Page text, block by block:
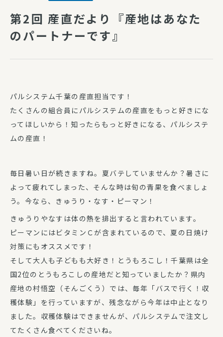
第2回 産直だより『産地はあなた
のパートナーです』
パルシステム千葉の産直担当です！
たくさんの組合員にパルシステムの産直をもっと好きにな
ってほしいから！知ったらもっと好きになる、パルシステ
ムの産直！
毎日暑い日が続きますね。夏バテしていませんか？暑さに
よって疲れてしまった、そんな時は旬の青果を食べましょ
う。今なら、きゅうり・なす・ピーマン！
きゅうりやなすは体の熱を排出すると言われています。
ピーマンにはビタミンＣが含まれているので、夏の日焼け
対策にもオススメです！
そして大人も子どもも大好き！とうもろこし！千葉県は全
国2位のとうもろこしの産地だと知っていましたか？県内
産地の村悟空（そんごくう）では、毎年「バスで行く！収
穫体験」を行っていますが、残念ながら今年は中止となり
ました。収穫体験はできませんが、パルシステムで注文し
てたくさん食べてくださいね。